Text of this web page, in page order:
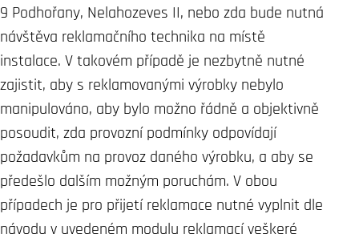
9 Podhořany, Nelahozeves II, nebo zda bude nutná
návštěva reklamačního technika na místě
instalace. V takovém případě je nezbytně nutné
zajistit, aby s reklamovanými výrobky nebylo
manipulováno, aby bylo možno řádně a objektivně
posoudit, zda provozní podmínky odpovídají
požadavkům na provoz daného výrobku, a aby se
předešlo dalším možným poruchám. V obou
případech je pro přijetí reklamace nutné vyplnit dle
návodu v uvedeném modulu reklamací veškeré